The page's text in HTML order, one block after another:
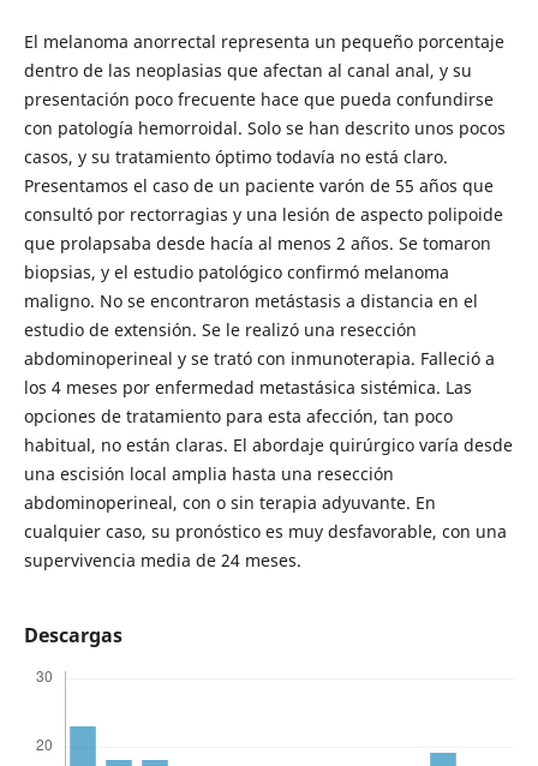
El melanoma anorrectal representa un pequeño porcentaje
dentro de las neoplasias que afectan al canal anal, y su
presentación poco frecuente hace que pueda confundirse
con patología hemorroidal. Solo se han descrito unos pocos
casos, y su tratamiento óptimo todavía no está claro.
Presentamos el caso de un paciente varón de 55 años que
consultó por rectorragias y una lesión de aspecto polipoide
que prolapsaba desde hacía al menos 2 años. Se tomaron
biopsias, y el estudio patológico confirmó melanoma
maligno. No se encontraron metástasis a distancia en el
estudio de extensión. Se le realizó una resección
abdominoperineal y se trató con inmunoterapia. Falleció a
los 4 meses por enfermedad metastásica sistémica. Las
opciones de tratamiento para esta afección, tan poco
habitual, no están claras. El abordaje quirúrgico varía desde
una escisión local amplia hasta una resección
abdominoperineal, con o sin terapia adyuvante. En
cualquier caso, su pronóstico es muy desfavorable, con una
supervivencia media de 24 meses.
Descargas